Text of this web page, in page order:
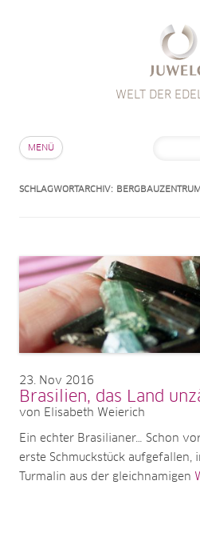
WELT DER
MENÜ
SCHLAGWORTARCHIV: BERGBAUZENTRUM
23 Nov 2016
Brasilien, das Land
von Elisabeth Weierich
Ein echter Brasilianer… Schon
erste Schmuckstück aufgefallen,
Turmalin aus der gleichnamigen